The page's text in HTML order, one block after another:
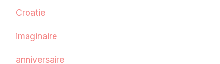
Croatie
imaginaire
anniversaire